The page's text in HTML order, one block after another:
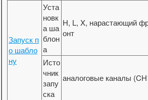
Запуск п
о шабло
ну
Уста
новк
а ша
блон
а
H, L, X, нарастающий
онт
Исто
чник
запу
ска
аналоговые каналы